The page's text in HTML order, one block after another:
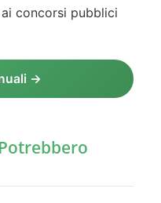
concorsi pubblici
→